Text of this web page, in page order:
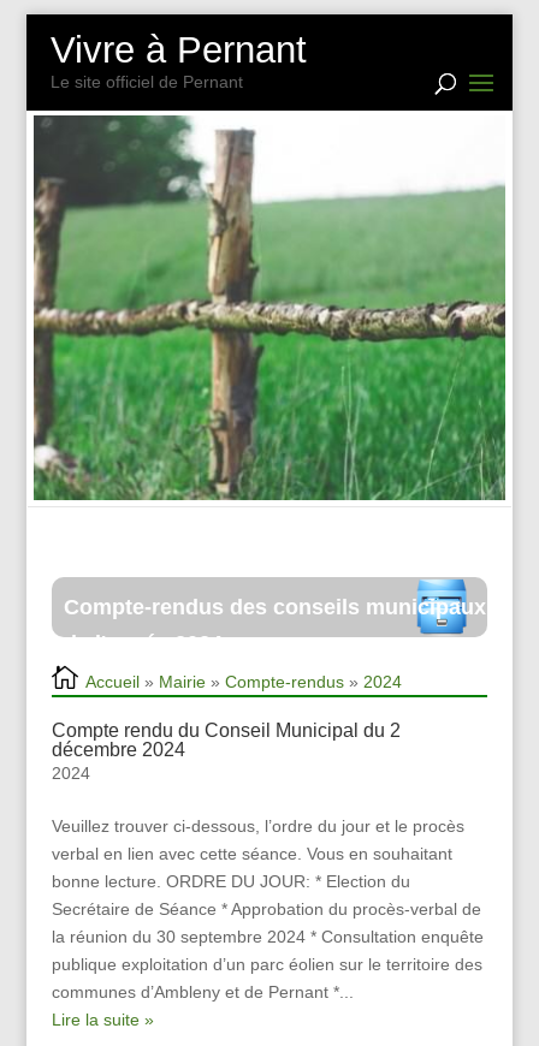
Vivre à Pernant
Le site officiel de Pernant
2024
Accueil» Mairie» Compte-rendus» 2024
Compte rendu du Conseil Municipal du 2
décembre 2024
2024
Veuillez trouver ci-dessous, l’ordre du jour et le procès
verbal en lien avec cette séance. Vous en souhaitant
bonne lecture. ORDRE DU JOUR: * Election du
Secrétaire de Séance * Approbation du procès-verbal de
la réunion du 30 septembre 2024 * Consultation enquête
publique exploitation d’un parc éolien sur le territoire des
communes d’Ambleny et de Pernant *...
Lire la suite »